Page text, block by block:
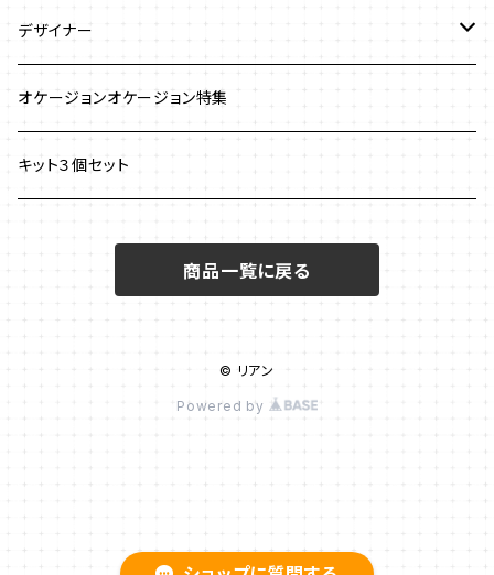
ストラップ
クロッシェ
ワイヤーワーク
ネックレス
チェインメイル
ブレスレット
ピアス
ブローチ
デザイナー
澤田美子
新川智未
オケージョンオケージョン特集
キット３個セット
商品一覧に戻る
© リアン
Powered by